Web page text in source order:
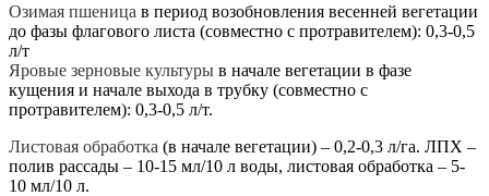
Озимая пшеница в период возобновления весенней вегетации
до фазы флагового листа (совместно с протравителем): 0,3-0,5
л/т
Яровые зерновые культуры в начале вегетации в фазе
кущения и начале выхода в трубку (совместно с
протравителем): 0,3-0,5 л/т.
Листовая обработка (в начале вегетации) – 0,2-0,3 л/га. ЛПХ –
полив рассады – 10-15 мл/10 л воды, листовая обработка – 5-
10 мл/10 л.